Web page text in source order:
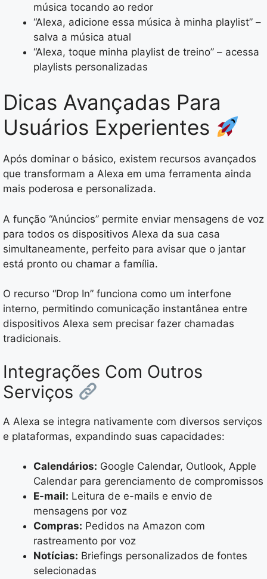
música tocando ao redor
“Alexa, adicione essa música à minha playlist” –
salva a música atual
“Alexa, toque minha playlist de treino” – acessa
playlists personalizadas
Dicas Avançadas Para
Usuários Experientes
Após dominar o básico, existem recursos avançados
que transformam a Alexa em uma ferramenta ainda
mais poderosa e personalizada.
A função “Anúncios” permite enviar mensagens de voz
para todos os dispositivos Alexa da sua casa
simultaneamente, perfeito para avisar que o jantar
está pronto ou chamar a família.
O recurso “Drop In” funciona como um interfone
interno, permitindo comunicação instantânea entre
dispositivos Alexa sem precisar fazer chamadas
tradicionais.
Integrações Com Outros
Serviços
A Alexa se integra nativamente com diversos serviços
e plataformas, expandindo suas capacidades:
Calendários: Google Calendar, Outlook, Apple
Calendar para gerenciamento de compromissos
E-mail: Leitura de e-mails e envio de
mensagens por voz
Compras: Pedidos na Amazon com
rastreamento por voz
Notícias: Briefings personalizados de fontes
selecionadas